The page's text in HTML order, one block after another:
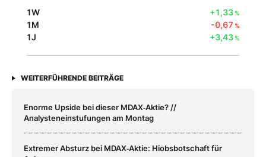
1W +1,33%
1M -0,67 %
1J +3,43%
WEITERFÜHRENDE BEITRÄGE
Enorme Upside bei dieser MDAX‑Aktie? //
Analysteneinstufungen am Montag
Extremer Absturz bei MDAX‑Aktie: Hiobsbotschaft für